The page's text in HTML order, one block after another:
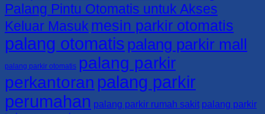
0821-
4405-
7125/
0813-
4161-
5165
Palang Pintu Otomatis untuk Akses
Keluar Masuk mesin parkir otomatis
palang otomatis palang parkir mall
palang parkir otomatis palang parkir
perkantoran palang parkir
perumahan palang parkir rumah sakit palang parkir